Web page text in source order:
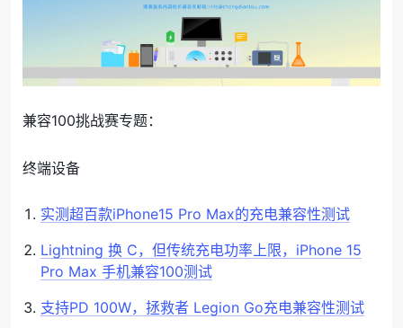
兼容100挑战赛专题：
终端设备
实测超百款iPhone15 Pro Max的充电兼容性测试
Lightning 换 C，但传统充电功率上限，iPhone 15
Pro Max 手机兼容100测试
支持PD 100W，拯救者 Legion Go充电兼容性测试